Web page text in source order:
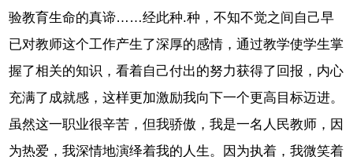
验教育生命的真谛……经此种.种，不知不觉之间自己早
已对教师这个工作产生了深厚的感情，通过教学使学生掌
握了相关的知识，看着自己付出的努力获得了回报，内心
充满了成就感，这样更加激励我向下一个更高目标迈进。
虽然这一职业很辛苦，但我骄傲，我是一名人民教师，因
为热爱，我深情地演绎着我的人生。因为执着，我微笑着